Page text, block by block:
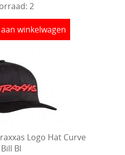
2
winkelwagen
Logo Hat Curve
Bill Bl